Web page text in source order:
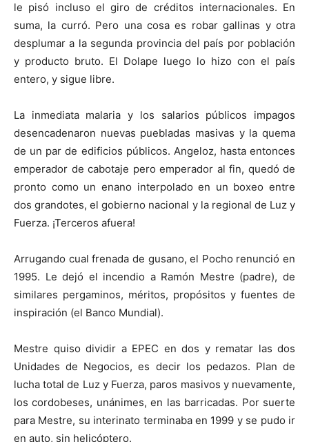
le pisó incluso el giro de créditos internacionales. En
suma, la curró. Pero una cosa es robar gallinas y otra
desplumar a la segunda provincia del país por población
y producto bruto. El Dolape luego lo hizo con el país
entero, y sigue libre.
La inmediata malaria y los salarios públicos impagos
desencadenaron nuevas puebladas masivas y la quema
de un par de edificios públicos. Angeloz, hasta entonces
emperador de cabotaje pero emperador al fin, quedó de
pronto como un enano interpolado en un boxeo entre
dos grandotes, el gobierno nacional y la regional de Luz y
Fuerza. ¡Terceros afuera!
Arrugando cual frenada de gusano, el Pocho renunció en
1995. Le dejó el incendio a Ramón Mestre (padre), de
similares pergaminos, méritos, propósitos y fuentes de
inspiración (el Banco Mundial).
Mestre quiso dividir a EPEC en dos y rematar las dos
Unidades de Negocios, es decir los pedazos. Plan de
lucha total de Luz y Fuerza, paros masivos y nuevamente,
los cordobeses, unánimes, en las barricadas. Por suerte
para Mestre, su interinato terminaba en 1999 y se pudo ir
en auto, sin helicóptero.